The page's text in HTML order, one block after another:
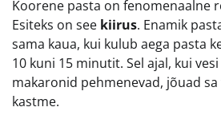
Koorene pasta on fenomenaalne
Esiteks on see kiirus. Enamik
sama kaua, kui kulub aega pasta
10 kuni 15 minutit. Sel ajal, kui
makaronid pehmenevad, jõuad
kastme.